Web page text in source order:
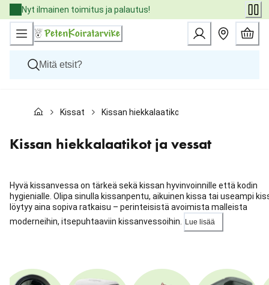
Skip
to
Content
Nyt ilmainen toimitus ja palautus!
Kissat
Eläinlääkäriruoat
Tuotemerkit
Palvelut
Kissat Kissan hiekkalaatikot ja vessat
Kissan hiekkalaatikot ja vessat
Hyvä kissanvessa on tärkeä sekä kissan hyvinvoinnille että kodin
hygienia­lle. Olipa sinulla kissanpentu, aikuinen kissa tai useampi
löytyy aina sopiva ratkaisu – perinteisistä avoimista malleista
moderneihin, itsepuhtaaviin kissanvessoihin.
Lue lisää
Ohita